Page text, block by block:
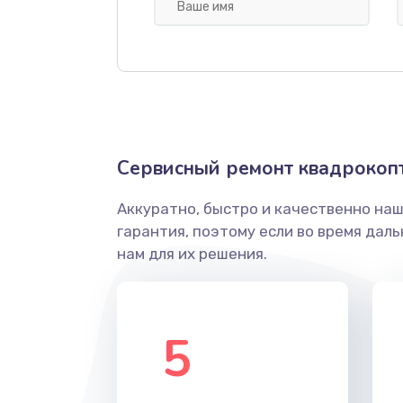
Замена лопасти
Замена подвеса
Сервисный ремонт
Аккуратно, быстро и качественно
гарантия, поэтому если во время
нам для их решения.
5